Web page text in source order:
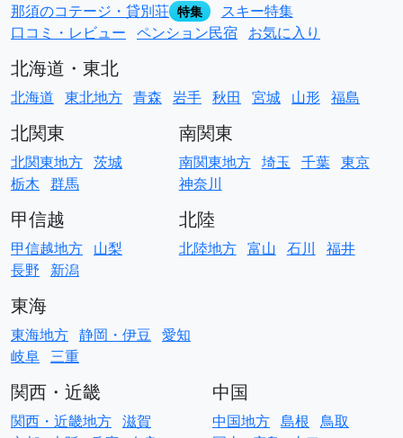
那須のコテージ・貸別荘 特集
スキー特集
口コミ・レビュー ペンション民宿 お気に入り
北海道・東北
北海道 東北地方 青森 岩手 秋田 宮城 山形 福島
北関東
北関東地方 茨城
栃木 群馬
南関東
南関東地方 埼玉 千葉 東京
神奈川
甲信越
甲信越地方 山梨
長野
新潟
北陸
北陸地方 富山 石川 福井
東海
東海地方 静岡・伊豆 愛知
岐阜 三重
関西・近畿
関西・近畿地方 滋賀
中国
中国地方 島根 鳥取